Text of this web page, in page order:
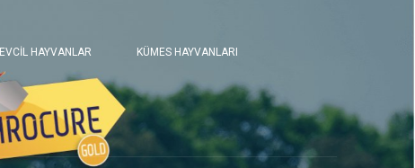
EVCİL HAYVANLAR KÜMES HAYVANLARI